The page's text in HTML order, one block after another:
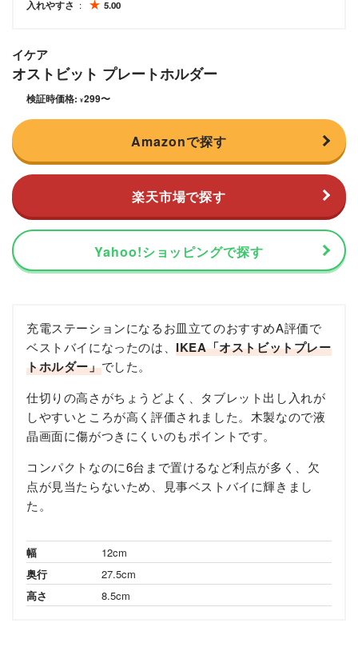
入れやすさ 5.00
イケア
オストビット プレートホルダー
検証時価格: ¥299〜
Amazonで探す
楽天市場で探す
Yahoo!ショッピングで探す
充電ステーションになるお皿立てのおすすめA評価で
ベストバイになったのは、IKEA「オストビットプレー
トホルダー」でした。
仕切りの高さがちょうどよく、タブレット出し入れが
しやすいところが高く評価されました。木製なので液
晶画面に傷がつきにくいのもポイントです。
コンパクトなのに6台まで置けるなど利点が多く、欠
点が見当たらないため、見事ベストバイに輝きまし
た。
幅
12cm
奥行
27.5cm
高さ
8.5cm